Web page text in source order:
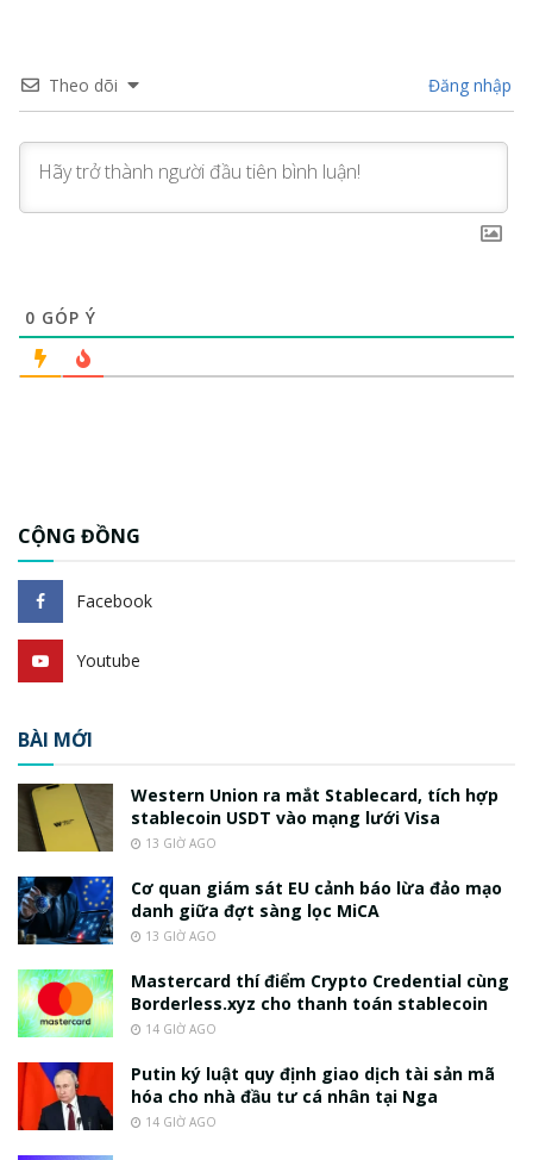
Theo dõi Đăng nhập
0 GÓP Ý
CỘNG ĐỒNG
Facebook
Youtube
BÀI MỚI
Western Union ra mắt Stablecard, tích hợp
stablecoin USDT vào mạng lưới Visa
13 GIỜ AGO
Cơ quan giám sát EU cảnh báo lừa đảo mạo
danh giữa đợt sàng lọc MiCA
13 GIỜ AGO
Mastercard thí điểm Crypto Credential cùng
Borderless.xyz cho thanh toán stablecoin
14 GIỜ AGO
Putin ký luật quy định giao dịch tài sản mã
hóa cho nhà đầu tư cá nhân tại Nga
14 GIỜ AGO